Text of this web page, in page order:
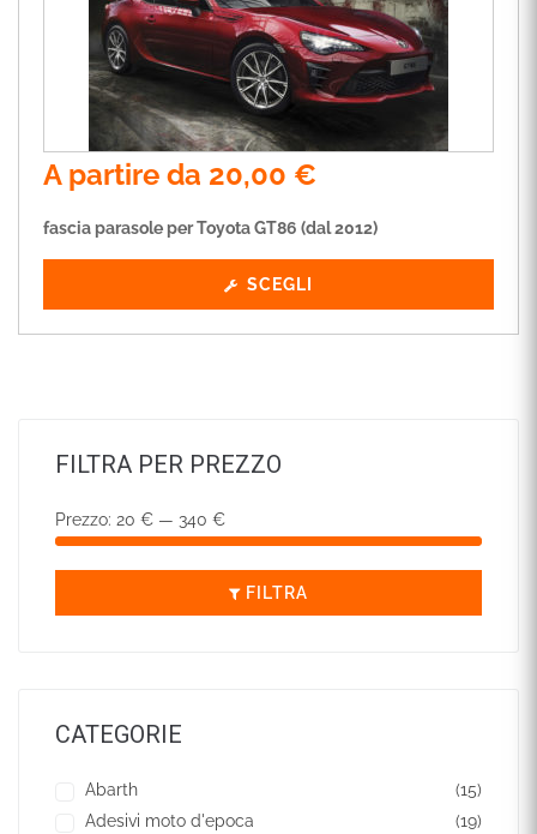
A partire da 20,00 €
fascia parasole per Toyota GT86 (dal 2012)
SCEGLI
FILTRA PER PREZZO
FILTRA
Prezzo: 20 € — 340 €
CATEGORIE
Abarth
(15)
Adesivi moto d'epoca
(19)